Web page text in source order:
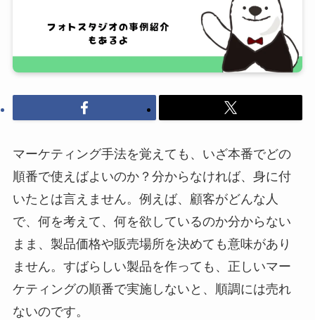
マーケティング手法を覚えても、いざ本番でどの
順番で使えばよいのか？分からなければ、身に付
いたとは言えません。例えば、顧客がどんな人
で、何を考えて、何を欲しているのか分からない
まま、製品価格や販売場所を決めても意味があり
ません。すばらしい製品を作っても、正しいマー
ケティングの順番で実施しないと、順調には売れ
ないのです。